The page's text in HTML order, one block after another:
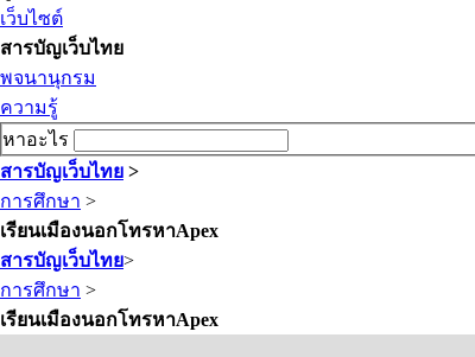
เว็บไซต์
สารบัญเว็บไทย
พจนานุกรม
ความรู้
หาอะไร
สารบัญเว็บไทย >
การศึกษา >
เรียนเมืองนอกโทรหาApex
สารบัญเว็บไทย>
การศึกษา >
เรียนเมืองนอกโทรหาApex